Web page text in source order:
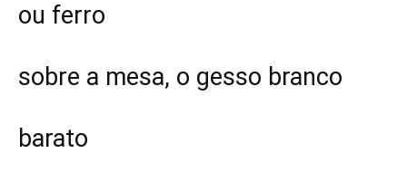
ou ferro
sobre a mesa, o gesso branco
barato